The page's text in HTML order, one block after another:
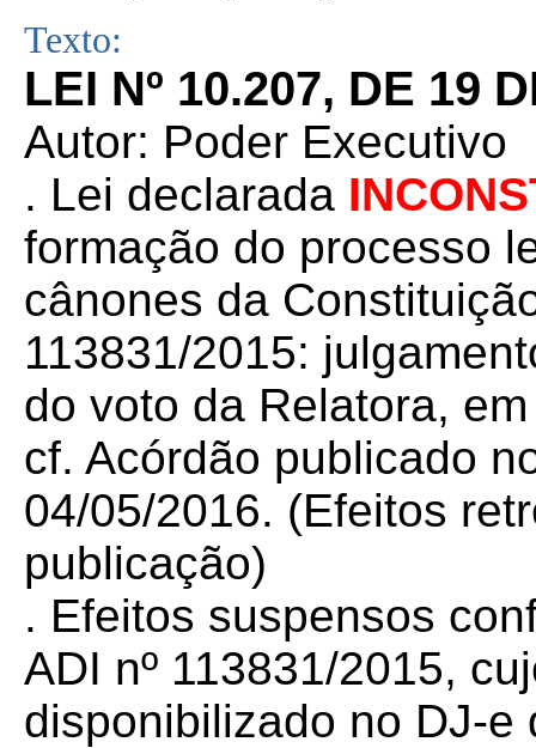
Texto:
LEI Nº 10.207, DE 19
Autor: Poder Executivo
. Lei declarada
formação do processo
cânones da
113831/2015:
do voto da Relatora,
cf. Acórdão publicado
04/05/2016. (Efeitos
publicação)
. Efeitos suspensos
ADI nº 113831/2015,
disponibilizado no DJ-e